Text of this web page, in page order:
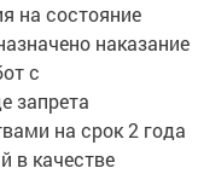
на состояние
наказание
с
запрета
на срок 2 года
в качестве